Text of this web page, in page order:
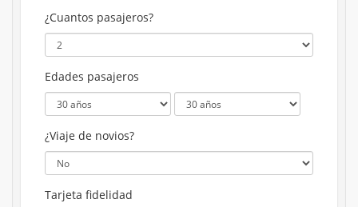
¿Cuantos pasajeros?
Edades pasajeros
¿Viaje de novios?
Tarjeta fidelidad